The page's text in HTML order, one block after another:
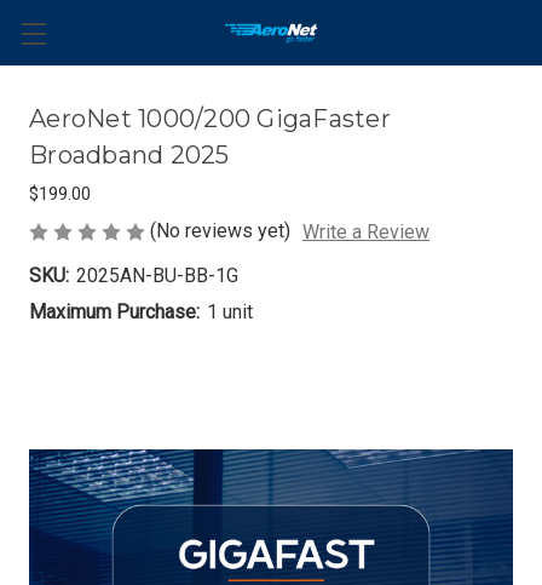
AeroNet 1000/200 GigaFaster
Broadband 2025
$199.00
(No reviews yet) Write a Review
SKU: 2025AN-BU-BB-1G
Maximum Purchase: 1 unit